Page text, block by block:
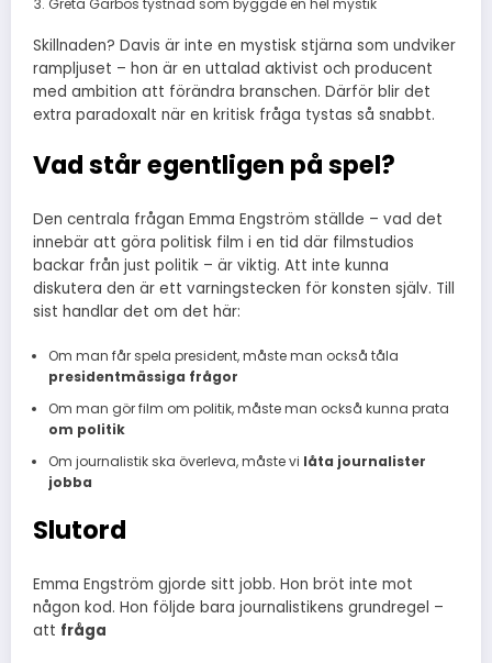
Skillnaden? Davis är inte en mystisk stjärna som undviker
rampljuset – hon är en uttalad aktivist och producent
med ambition att förändra branschen. Därför blir det
extra paradoxalt när en kritisk fråga tystas så snabbt.
Vad står egentligen på spel?
Den centrala frågan Emma Engström ställde – vad det
innebär att göra politisk film i en tid där filmstudios
backar från just politik – är viktig. Att inte kunna
diskutera den är ett varningstecken för konsten själv. Till
sist handlar det om det här:
Om man får spela president, måste man också tåla
presidentmässiga frågor
Om man gör film om politik, måste man också kunna prata
om politik
Om journalistik ska överleva, måste vi låta journalister
jobba
Slutord
Emma Engström gjorde sitt jobb. Hon bröt inte mot
någon kod. Hon följde bara journalistikens grundregel –
att fråga